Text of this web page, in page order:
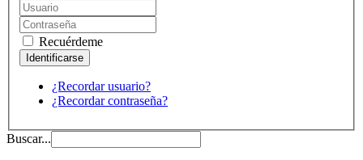
Recuérdeme
¿Recordar usuario?
¿Recordar contraseña?
Buscar...